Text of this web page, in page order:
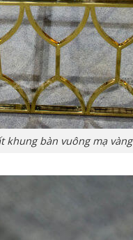
khung bàn vuông mạ vàng